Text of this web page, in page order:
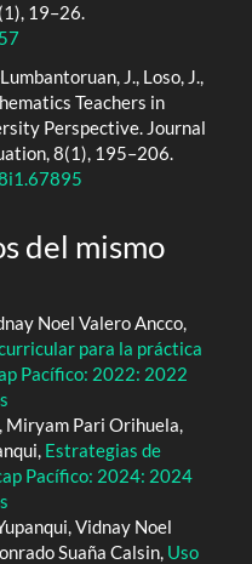
19–26.
J., Loso, J.,
Teachers in
Perspective. Journal
8(1), 195–206.
del mismo
Noel Valero Ancco,
para la práctica
Pacífico: 2022: 2022
Miryam Pari Orihuela,
Estrategias de
Pacífico: 2024: 2024
Vidnay Noel
Suaña Calsin, Uso